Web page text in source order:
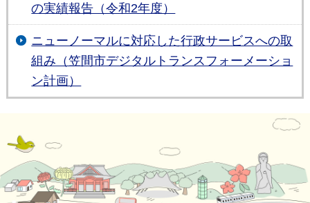
の実績報告（令和2年度）
ニューノーマルに対応した行政サービスへの取
組み（笠間市デジタルトランスフォーメーショ
ン計画）